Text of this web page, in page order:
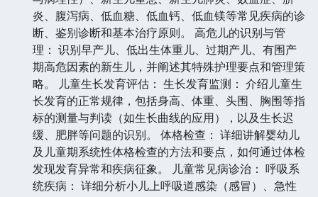
炎、腹泻病、低血糖、低血钙、低血镁等常见疾病的诊
断、鉴别诊断和基本治疗原则。 高危儿的识别与管
理： 识别早产儿、低出生体重儿、过期产儿、有围产
期高危因素的新生儿，并阐述其特殊护理要点和管理策
略。 儿童生长发育评估： 生长发育监测： 介绍儿童生
长发育的正常规律，包括身高、体重、头围、胸围等指
标的测量与判读（如生长曲线的应用），以及生长迟
缓、肥胖等问题的识别。 体格检查： 详细讲解婴幼儿
及儿童期系统性体格检查的方法和要点，如何通过体检
发现发育异常和疾病征象。 儿童常见病诊治： 呼吸系
统疾病： 详细分析小儿上呼吸道感染（感冒）、急性